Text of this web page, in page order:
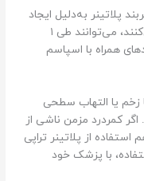
پلاتینر به‌دلیل ایجاد
گرمای عمقی که در ناحیه عضلات ایجاد می‌کنند، می‌توانند طی ۱
همراه با اسپاسم
زخم یا التهاب سطحی
کمردرد مزمن ناشی از
از پلاتینر تراپی
با پزشک خود